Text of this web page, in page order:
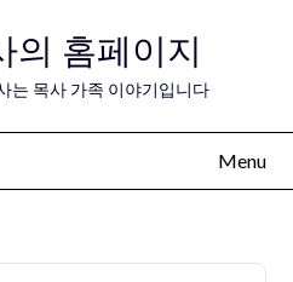
의 홈페이지
는 목사 가족 이야기입니다
Menu